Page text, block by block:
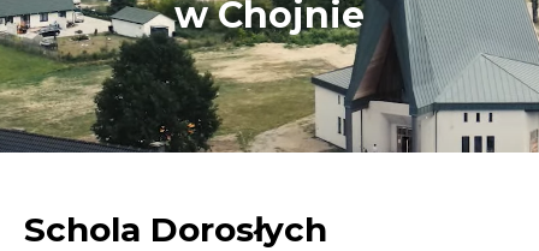
w Chojnie
Schola Dorosłych